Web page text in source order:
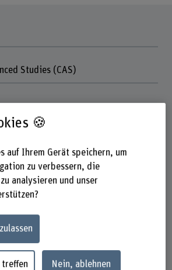
Studies (CAS)
Beginn des CAS.
🍪
auf Ihrem Gerät speichern, um
zu verbessern, die
analysieren und unser
treffen Nein, ablehnen